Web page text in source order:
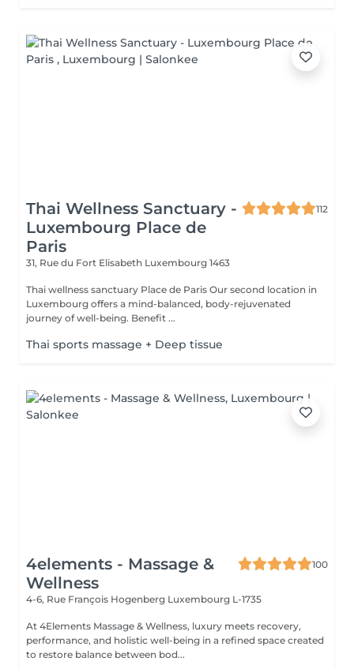
Thai Wellness Sanctuary -
Luxembourg Place de
Paris
112
31, Rue du Fort Elisabeth Luxembourg 1463
Thai wellness sanctuary Place de Paris Our second location in
Luxembourg offers a mind-balanced, body-rejuvenated
journey of well-being. Benefit ...
Thai sports massage + Deep tissue
4elements - Massage &
Wellness
100
4-6, Rue François Hogenberg Luxembourg L-1735
At 4Elements Massage & Wellness, luxury meets recovery,
performance, and holistic well-being in a refined space created
to restore balance between bod...